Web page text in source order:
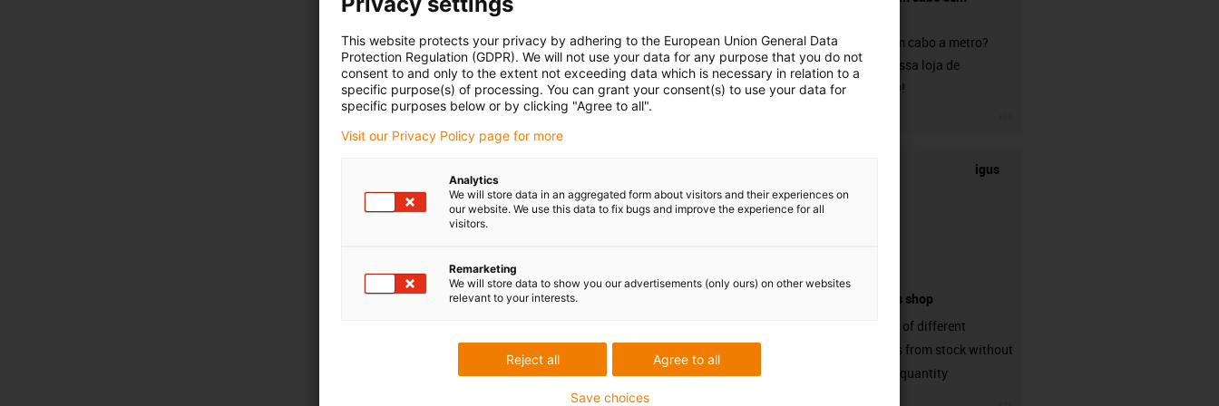
Procura um cabo a metro?
Visite a nossa loja de
chainflex®!
igus
connectors shop
big variaty of different
connectors from stock without
min. order quantity
This website protects your privacy by adhering to the European Union General Data
Protection Regulation (GDPR). We will not use your data for any purpose that you do not
consent to and only to the extent not exceeding data which is necessary in relation to a
specific purpose(s) of processing. You can grant your consent(s) to use your data for
specific purposes below or by clicking "Agree to all".
Visit our Privacy Policy page for more
Analytics
We will store data in an aggregated form about visitors and their experiences on
our website. We use this data to fix bugs and improve the experience for all
visitors.
Remarketing
We will store data to show you our advertisements (only ours) on other websites
relevant to your interests.
Agree to all
Reject all
Save choices